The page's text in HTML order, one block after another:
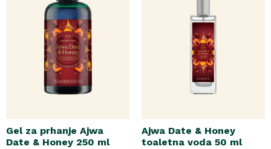
Gel za prhanje Ajwa
Date & Honey 250 ml
Ajwa Date & Honey
toaletna voda 50 ml